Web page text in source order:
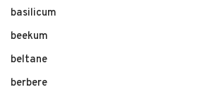
basilicum
beekum
beltane
berbere